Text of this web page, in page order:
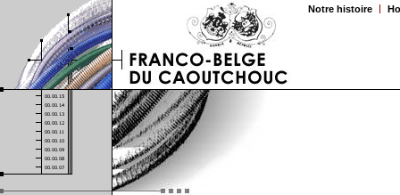
Notre histoire